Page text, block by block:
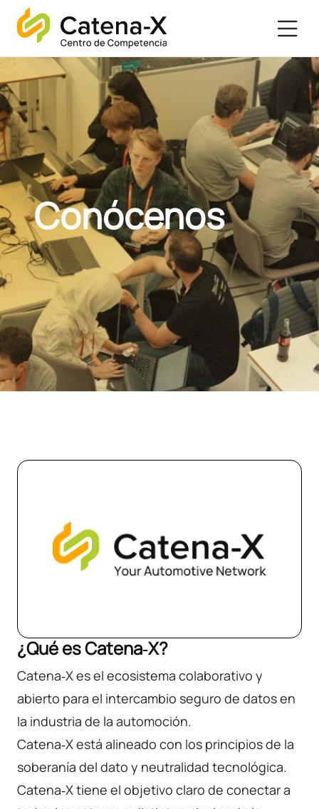
Conócenos
¿Qué es Catena‑X?
Catena‑X es el ecosistema colaborativo y
abierto para el intercambio seguro de datos en
la industria de la automoción.
Catena‑X está alineado con los principios de la
soberanía del dato y neutralidad tecnológica.
Catena‑X tiene el objetivo claro de conectar a